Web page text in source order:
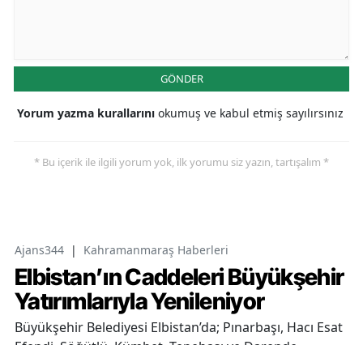
GÖNDER
Yorum yazma kurallarını okumuş ve kabul etmiş sayılırsınız
* Bu içerik ile ilgili yorum yok, ilk yorumu siz yazın, tartışalım *
Ajans344 | Kahramanmaraş Haberleri
Elbistan’ın Caddeleri Büyükşehir
Yatırımlarıyla Yenileniyor
Büyükşehir Belediyesi Elbistan’da; Pınarbaşı, Hacı Esat